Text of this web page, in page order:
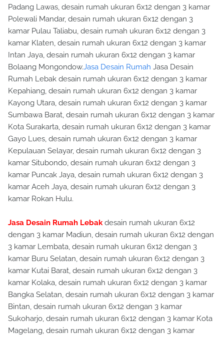
Padang Lawas, desain rumah ukuran 6x12 dengan 3 kamar
Polewali Mandar, desain rumah ukuran 6x12 dengan 3
kamar Pulau Taliabu, desain rumah ukuran 6x12 dengan 3
kamar Klaten, desain rumah ukuran 6x12 dengan 3 kamar
Intan Jaya, desain rumah ukuran 6x12 dengan 3 kamar
Bolaang Mongondow.Jasa Desain Rumah Jasa Desain
Rumah Lebak desain rumah ukuran 6x12 dengan 3 kamar
Kepahiang, desain rumah ukuran 6x12 dengan 3 kamar
Kayong Utara, desain rumah ukuran 6x12 dengan 3 kamar
Sumbawa Barat, desain rumah ukuran 6x12 dengan 3 kamar
Kota Surakarta, desain rumah ukuran 6x12 dengan 3 kamar
Gayo Lues, desain rumah ukuran 6x12 dengan 3 kamar
Kepulauan Selayar, desain rumah ukuran 6x12 dengan 3
kamar Situbondo, desain rumah ukuran 6x12 dengan 3
kamar Puncak Jaya, desain rumah ukuran 6x12 dengan 3
kamar Aceh Jaya, desain rumah ukuran 6x12 dengan 3
kamar Rokan Hulu.
Jasa Desain Rumah Lebakdesain rumah ukuran 6x12
dengan 3 kamar Madiun, desain rumah ukuran 6x12 dengan
3 kamar Lembata, desain rumah ukuran 6x12 dengan 3
kamar Buru Selatan, desain rumah ukuran 6x12 dengan 3
kamar Kutai Barat, desain rumah ukuran 6x12 dengan 3
kamar Kolaka, desain rumah ukuran 6x12 dengan 3 kamar
Bangka Selatan, desain rumah ukuran 6x12 dengan 3 kamar
Bintan, desain rumah ukuran 6x12 dengan 3 kamar
Sukoharjo, desain rumah ukuran 6x12 dengan 3 kamar Kota
Magelang, desain rumah ukuran 6x12 dengan 3 kamar